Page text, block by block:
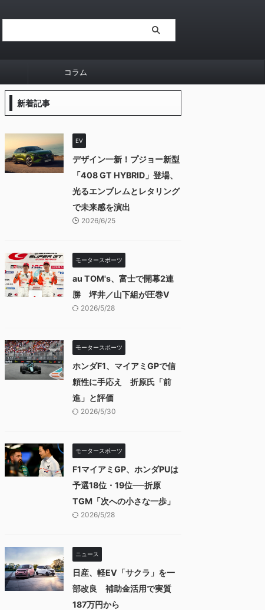
コラム
新着記事
EV
デザイン一新！プジョー新型
「408 GT HYBRID」登場、
光るエンブレムとレタリング
で未来感を演出
2026/6/25
モータースポーツ
au TOM's、富士で開幕2連
勝 坪井／山下組が圧巻V
2026/5/28
モータースポーツ
ホンダF1、マイアミGPで信
頼性に手応え 折原氏「前
進」と評価
2026/5/30
モータースポーツ
F1マイアミGP、ホンダPUは
予選18位・19位──折原
TGM「次への小さな一歩」
2026/5/28
ニュース
日産、軽EV「サクラ」を一
部改良 補助金活用で実質
187万円から